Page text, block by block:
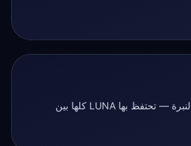
المواضيع والتفضيلات والنبرة — تحتفظ بها LUNA كلها بين